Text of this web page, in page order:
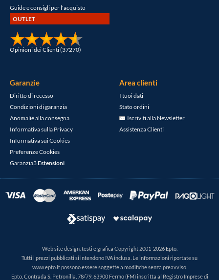
Guide e consigli per l'acquisto
OUTLET
Opinioni dei Clienti (37270)
Garanzie
Diritto di recesso
Condizioni di garanzia
Anomalie alla consegna
Informativa sulla Privacy
Informativa sui Cookies
Preferenze Cookies
Garanzia3Estensioni
Area clienti
I tuoi dati
Stato ordini
Iscriviti alla Newsletter
Assistenza Clienti
Web site design, testi e grafica Copyright 2001-2026 Epto.
Tutti i prezzi pubblicati si intendono IVA inclusa. Le informazioni riportate su
www.epto.it possono essere soggette a modifiche senza preavviso.
Epto, Contrada S. Petronilla, 78/79, 63900 Fermo (FM) inscritta al Registro Imprese di